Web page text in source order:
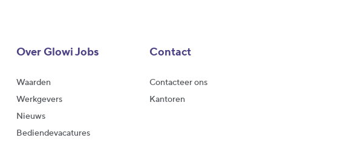
Over Glowi Jobs
Waarden
Werkgevers
Nieuws
Bediendevacatures
Contact
Contacteer ons
Kantoren